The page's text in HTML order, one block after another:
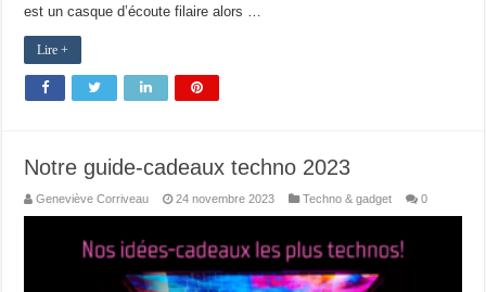
est un casque d’écoute filaire alors …
Lire +
Notre guide-cadeaux techno 2023
Geneviève Corriveau 24 novembre 2023 Techno & gadget 0